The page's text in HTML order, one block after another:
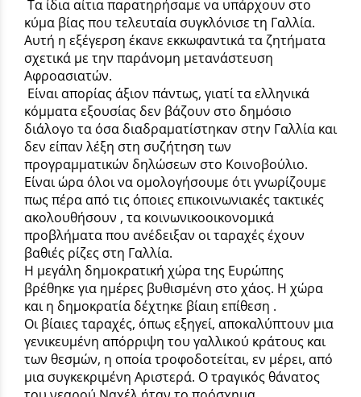
Τα ίδια αίτια παρατηρήσαμε να υπάρχουν στο
κύμα βίας που τελευταία συγκλόνισε τη Γαλλία.
Αυτή η εξέγερση έκανε εκκωφαντικά τα ζητήματα
σχετικά με την παράνομη μετανάστευση
Αφροασιατών.
Είναι απορίας άξιον πάντως, γιατί τα ελληνικά
κόμματα εξουσίας δεν βάζουν στο δημόσιο
διάλογο τα όσα διαδραματίστηκαν στην Γαλλία και
δεν είπαν λέξη στη συζήτηση των
προγραμματικών δηλώσεων στο Κοινοβούλιο.
Είναι ώρα όλοι να ομολογήσουμε ότι γνωρίζουμε
πως πέρα από τις όποιες επικοινωνιακές τακτικές
ακολουθήσουν , τα κοινωνικοοικονομικά
προβλήματα που ανέδειξαν οι ταραχές έχουν
βαθιές ρίζες στη Γαλλία.
Η μεγάλη δημοκρατική χώρα της Ευρώπης
βρέθηκε για ημέρες βυθισμένη στο χάος. Η χώρα
και η δημοκρατία δέχτηκε βίαιη επίθεση .
Οι βίαιες ταραχές, όπως εξηγεί, αποκαλύπτουν μια
γενικευμένη απόρριψη του γαλλικού κράτους και
των θεσμών, η οποία τροφοδοτείται, εν μέρει, από
μια συγκεκριμένη Αριστερά. Ο τραγικός θάνατος